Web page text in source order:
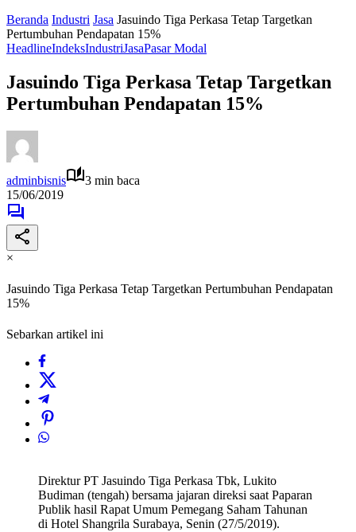
Beranda Industri Jasa Jasuindo Tiga Perkasa Tetap Targetkan
Pertumbuhan Pendapatan 15%
HeadlineIndeksIndustriJasaPasar Modal
Jasuindo Tiga Perkasa Tetap Targetkan
Pertumbuhan Pendapatan 15%
adminbisnis
3 min baca
15/06/2019
×
Jasuindo Tiga Perkasa Tetap Targetkan Pertumbuhan Pendapatan
15%
Sebarkan artikel ini
Direktur PT Jasuindo Tiga Perkasa Tbk, Lukito
Budiman (tengah) bersama jajaran direksi saat Paparan
Publik hasil Rapat Umum Pemegang Saham Tahunan
di Hotel Shangrila Surabaya, Senin (27/5/2019).